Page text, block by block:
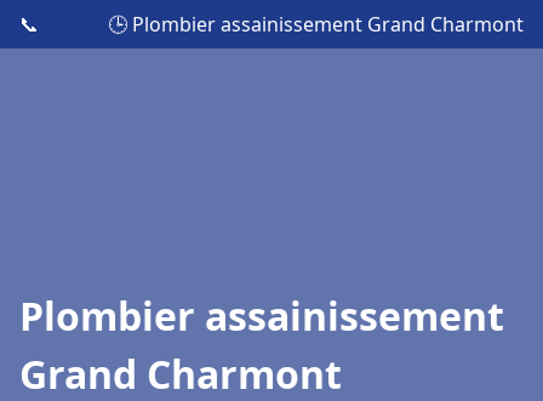
📞 🕒 Plombier assainissement Grand Charmont
Plombier assainissement
Grand Charmont